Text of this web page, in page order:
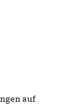
auf